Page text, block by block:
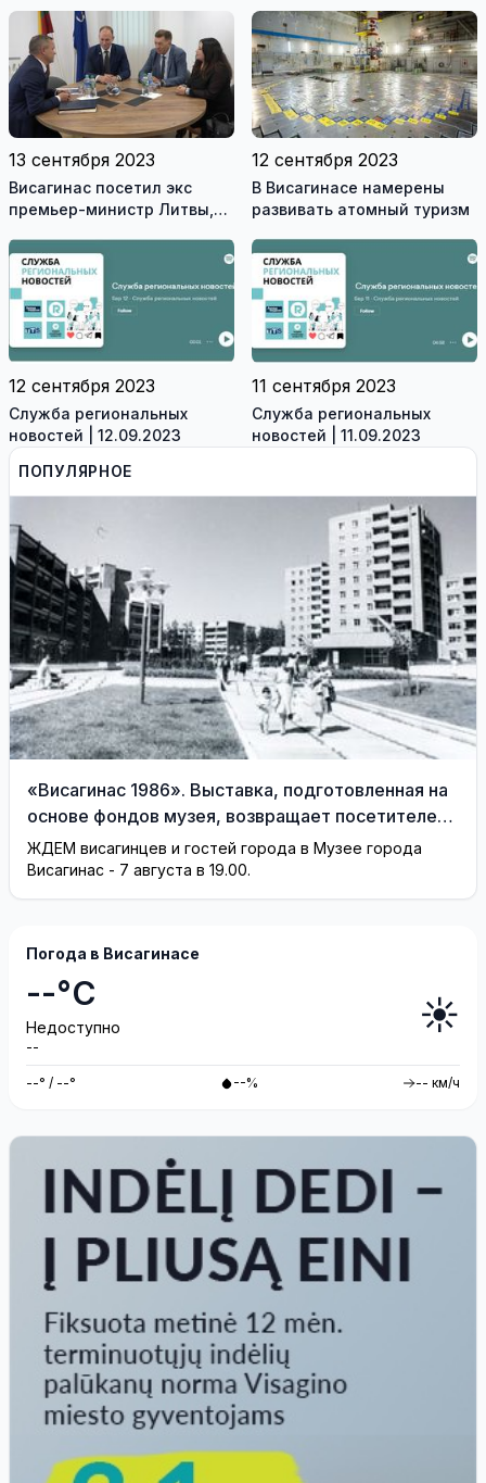
(видео)
13 сентября 2023
Висагинас посетил экс
премьер-министр Литвы,
Буткявичюс (видео)
12 сентября 2023
В Висагинасе намерены
развивать атомный туризм
12 сентября 2023
Служба региональных
новостей | 12.09.2023
11 сентября 2023
Служба региональных
новостей | 11.09.2023
ПОПУЛЯРНОЕ
«Висагинас 1986». Выставка, подготовленная на
основе фондов музея, возвращает посетителей
на 40 лет назад
ЖДЕМ висагинцев и гостей города в Музее города
Висагинас - 7 августа в 19.00.
Погода в Висагинасе
--°C
Недоступно
--
☀️
--° / --° --% -- км/ч